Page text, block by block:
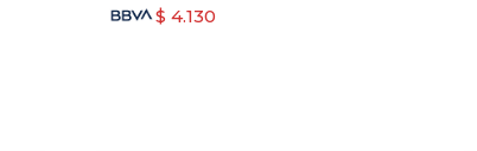
$ 4.130